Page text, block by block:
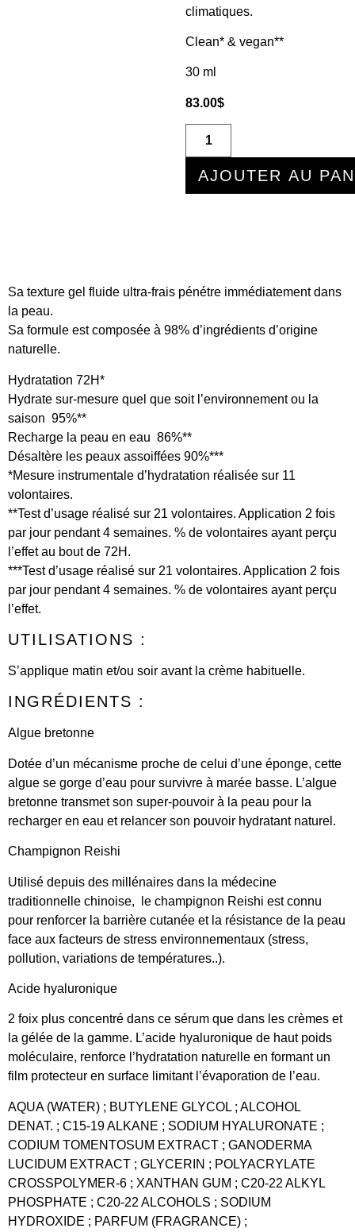
climatiques.
Clean* & vegan**
30 ml
83.00$
AJOUTER AU
Sa texture gel fluide ultra-frais pénétre immédiatement dans
la peau.
Sa formule est composée à 98% d’ingrédients d’origine
naturelle.
Hydratation 72H*
Hydrate sur-mesure quel que soit l’environnement ou la
saison 95%**
Recharge la peau en eau 86%**
Désaltère les peaux assoiffées 90%***
*Mesure instrumentale d’hydratation réalisée sur 11
volontaires.
**Test d’usage réalisé sur 21 volontaires. Application 2 fois
par jour pendant 4 semaines. % de volontaires ayant perçu
l’effet au bout de 72H.
***Test d’usage réalisé sur 21 volontaires. Application 2 fois
par jour pendant 4 semaines. % de volontaires ayant perçu
l’effet.
UTILISATIONS :
S’applique matin et/ou soir avant la crème habituelle.
INGRÉDIENTS :
Algue bretonne
Dotée d’un mécanisme proche de celui d’une éponge, cette
algue se gorge d’eau pour survivre à marée basse. L’algue
bretonne transmet son super-pouvoir à la peau pour la
recharger en eau et relancer son pouvoir hydratant naturel.
Champignon Reishi
Utilisé depuis des millénaires dans la médecine
traditionnelle chinoise, le champignon Reishi est connu
pour renforcer la barrière cutanée et la résistance de la peau
face aux facteurs de stress environnementaux (stress,
pollution, variations de températures..).
Acide hyaluronique
2 foix plus concentré dans ce sérum que dans les crèmes et
la gélée de la gamme. L’acide hyaluronique de haut poids
moléculaire, renforce l’hydratation naturelle en formant un
film protecteur en surface limitant l’évaporation de l’eau.
AQUA (WATER) ; BUTYLENE GLYCOL ; ALCOHOL
DENAT. ; C15-19 ALKANE ; SODIUM HYALURONATE ;
CODIUM TOMENTOSUM EXTRACT ; GANODERMA
LUCIDUM EXTRACT ; GLYCERIN ; POLYACRYLATE
CROSSPOLYMER-6 ; XANTHAN GUM ; C20-22 ALKYL
PHOSPHATE ; C20-22 ALCOHOLS ; SODIUM
HYDROXIDE ; PARFUM (FRAGRANCE) ;